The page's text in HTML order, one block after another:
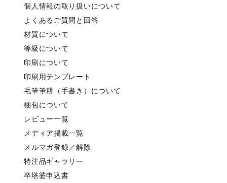
個人情報の取り扱いについて
よくあるご質問と回答
材質について
等級について
印刷について
印刷用テンプレート
毛筆筆耕（手書き）について
梱包について
レビュー一覧
メディア掲載一覧
メルマガ登録／解除
特注品ギャラリー
卒塔婆申込書